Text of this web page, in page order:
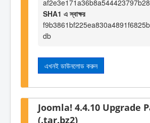
SHA1 এ স্বাক্ষর
db
এখনই ডাউনলোড করুন
Joomla! 4.4.10 Upgrade
(.tar.bz2)